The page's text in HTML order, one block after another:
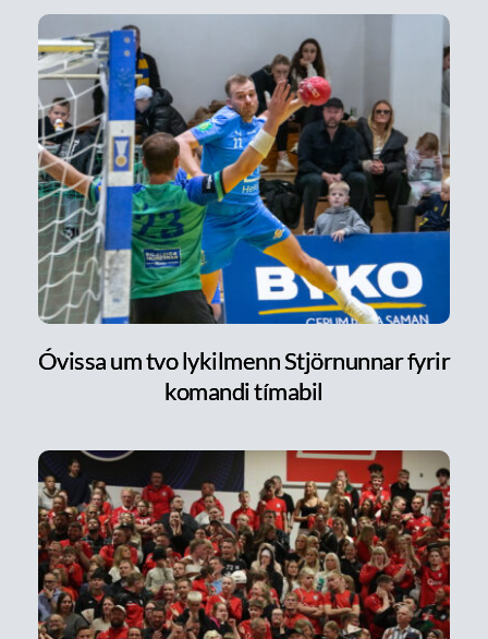
Óvissa um tvo lykilmenn Stjörnunnar fyrir
komandi tímabil